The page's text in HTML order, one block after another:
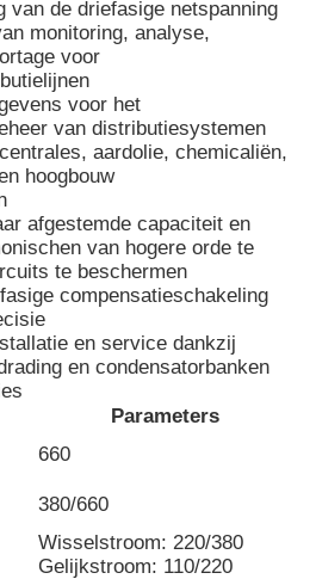
van de driefasige netspanning
monitoring, analyse,
voor
voor het
van distributiesystemen
aardolie, chemicaliën,
hoogbouw
afgestemde capaciteit en
van hogere orde te
te beschermen
compensatieschakeling
en service dankzij
en condensatorbanken
Parameters
660
380/660
Wisselstroom: 220/380
Gelijkstroom: 110/220